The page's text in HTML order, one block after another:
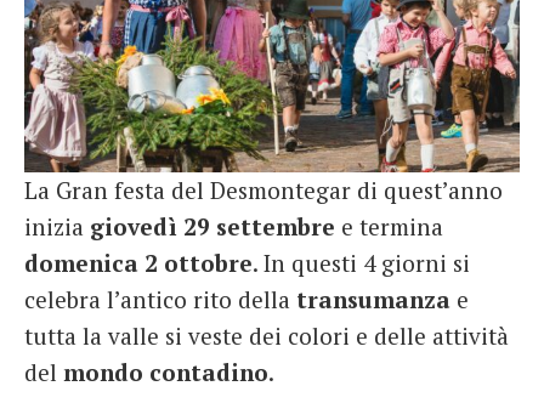
La Gran festa del Desmontegar di quest’anno
inizia giovedì 29 settembre e termina
domenica 2 ottobre. In questi 4 giorni si
celebra l’antico rito della transumanza e
tutta la valle si veste dei colori e delle attività
del mondo contadino.